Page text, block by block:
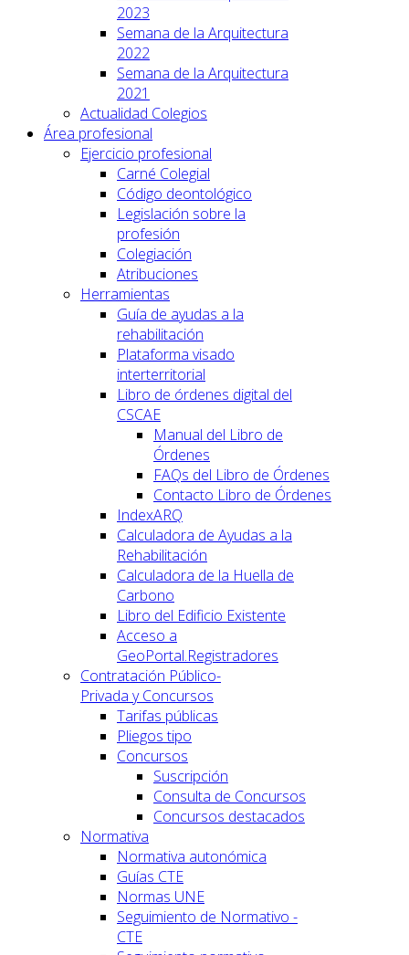
2023
Semana de la Arquitectura
2022
Semana de la Arquitectura
2021
Actualidad Colegios
Área profesional
Ejercicio profesional
Carné Colegial
Código deontológico
Legislación sobre la
profesión
Colegiación
Atribuciones
Herramientas
Guía de ayudas a la
rehabilitación
Plataforma visado
interterritorial
Libro de órdenes digital del
CSCAE
Manual del Libro de
Órdenes
FAQs del Libro de Órdenes
Contacto Libro de Órdenes
IndexARQ
Calculadora de Ayudas a la
Rehabilitación
Calculadora de la Huella de
Carbono
Libro del Edificio Existente
Acceso a
GeoPortal.Registradores
Contratación Público-
Privada y Concursos
Tarifas públicas
Pliegos tipo
Concursos
Suscripción
Consulta de Concursos
Concursos destacados
Normativa
Normativa autonómica
Guías CTE
Normas UNE
Seguimiento de Normativo -
CTE